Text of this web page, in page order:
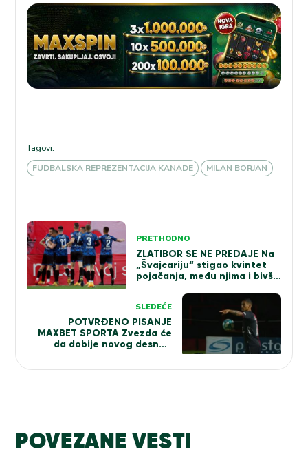
Tagovi:
FUDBALSKA REPREZENTACIJA KANADE
MILAN BORJAN
Kretanje
članka
PRETHODNO
ZLATIBOR SE NE PREDAJE Na
„Švajcariju“ stigao kvintet
pojačanja, među njima i bivši
SLEDEĆE
POTVRĐENO PISANJE
MAXBET SPORTA Zvezda će
da dobije novog desnog
POVEZANE VESTI